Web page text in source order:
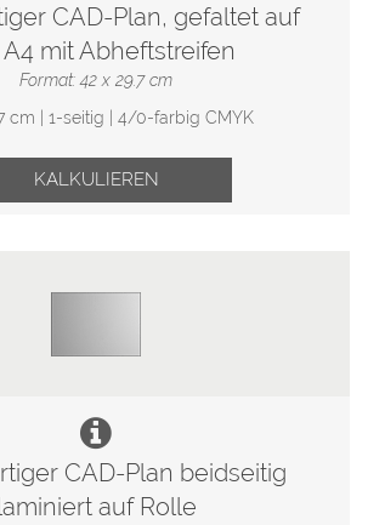
CAD-Plan, gefaltet auf
A4 mit Abheftstreifen
Format: 42 x 29.7 cm
cm | 1-seitig | 4/0-farbig CMYK
KALKULIEREN
CAD-Plan beidseitig
auf Rolle